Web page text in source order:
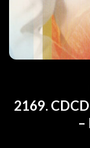
2169.
–